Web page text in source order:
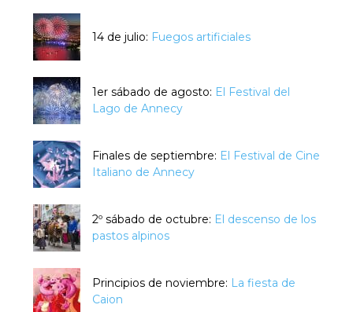
14 de julio: Fuegos artificiales
1er sábado de agosto: El Festival del
Lago de Annecy
Finales de septiembre: El Festival de Cine
Italiano de Annecy
2º sábado de octubre: El descenso de los
pastos alpinos
Principios de noviembre: La fiesta de
Caion